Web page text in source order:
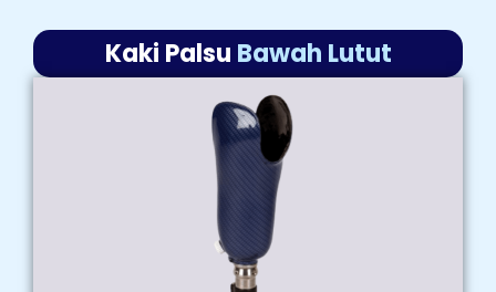
Kaki Palsu Bawah Lutut